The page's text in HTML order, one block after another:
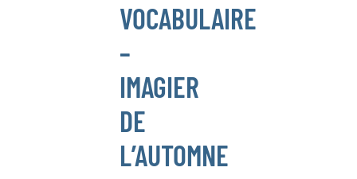
VOCABULAIRE
–
IMAGIER
DE
L’AUTOMNE